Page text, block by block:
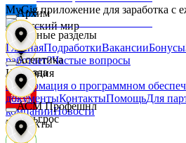
Детский мир
Звезда
Зельгрос
Архим
Асептика
АСМ Профешнл
MyGig приложение для заработка с
Основные разделы
ГлавнаяПодработкиВакансииБонусы
работает?Частые вопросы
Компания
Информация о программном
документыКонтактыПомощьДля
компанииНовости
Контакты